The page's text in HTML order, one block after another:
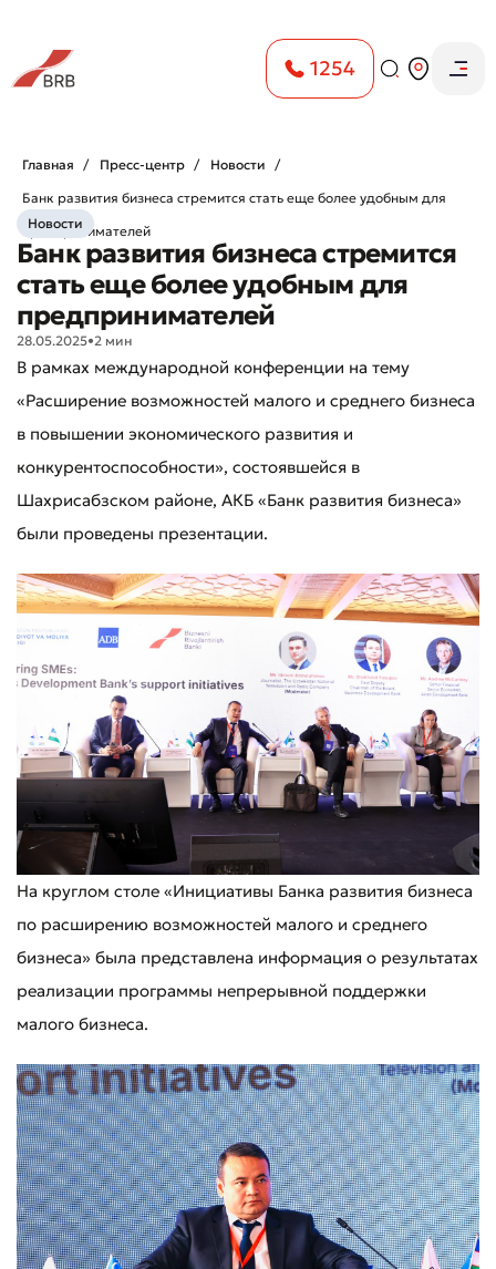
1254
Главная Пресс-центр
Новости
Банк развития бизнеса стремится стать еще более удобным для
предпринимателей
Новости
Банк развития бизнеса стремится
стать еще более удобным для
предпринимателей
28.05.2025•2 мин
В рамках международной конференции на тему
«Расширение возможностей малого и среднего бизнеса
в повышении экономического развития и
конкурентоспособности», состоявшейся в
Шахрисабзском районе, АКБ «Банк развития бизнеса»
были проведены презентации.
На круглом столе «Инициативы Банка развития бизнеса
по расширению возможностей малого и среднего
бизнеса» была представлена информация о результатах
реализации программы непрерывной поддержки
малого бизнеса.